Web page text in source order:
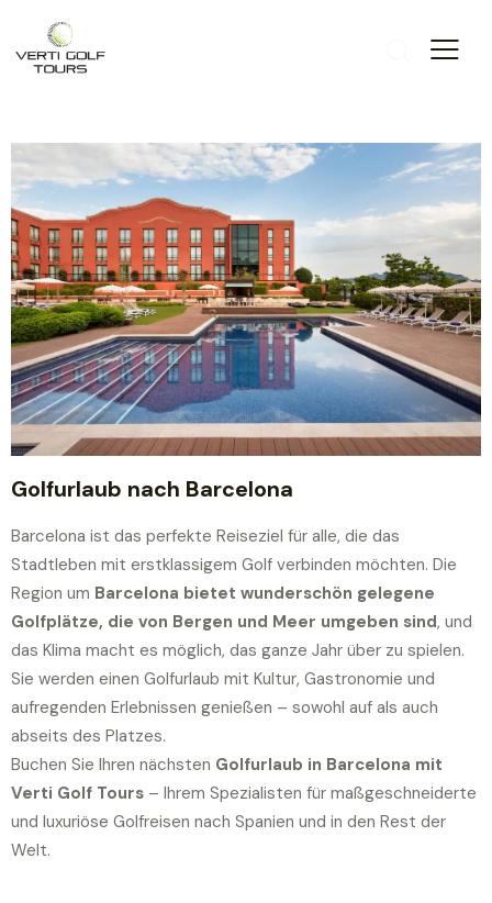
Golfurlaub nach Barcelona
Barcelona ist das perfekte Reiseziel für alle, die das
Stadtleben mit erstklassigem Golf verbinden möchten. Die
Region um Barcelona bietet wunderschön gelegene
Golfplätze, die von Bergen und Meer umgeben sind, und
das Klima macht es möglich, das ganze Jahr über zu spielen.
Sie werden einen Golfurlaub mit Kultur, Gastronomie und
aufregenden Erlebnissen genießen – sowohl auf als auch
abseits des Platzes.
Buchen Sie Ihren nächsten Golfurlaub in Barcelona mit
Verti Golf Tours – Ihrem Spezialisten für maßgeschneiderte
und luxuriöse Golfreisen nach Spanien und in den Rest der
Welt.